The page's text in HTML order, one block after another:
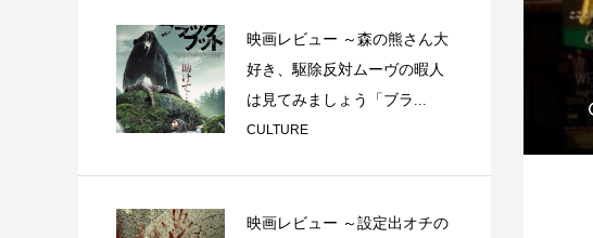
映画レビュー ～森の熊さん大
好き、駆除反対ムーヴの暇人
は見てみましょう「ブラ...
CULTURE
映画レビュー ～設定出オチの